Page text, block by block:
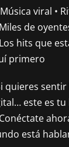
viral •
de
hits que
primero
quieres
este es tu
está